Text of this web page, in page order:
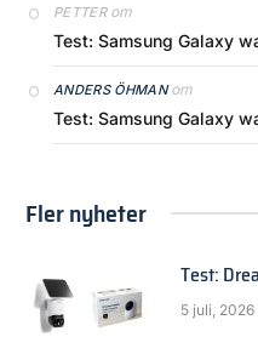
PETTERom
Test: Samsung Galaxy
ANDERS ÖHMANom
Test: Samsung Galaxy
Fler nyheter
Test:
5 juli, 2026